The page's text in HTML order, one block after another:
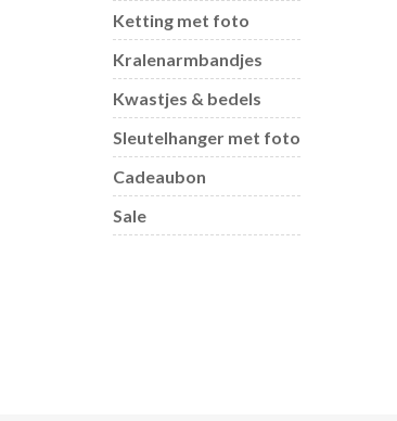
Ketting met foto
Kralenarmbandjes
Kwastjes & bedels
Sleutelhanger met foto
Cadeaubon
Sale